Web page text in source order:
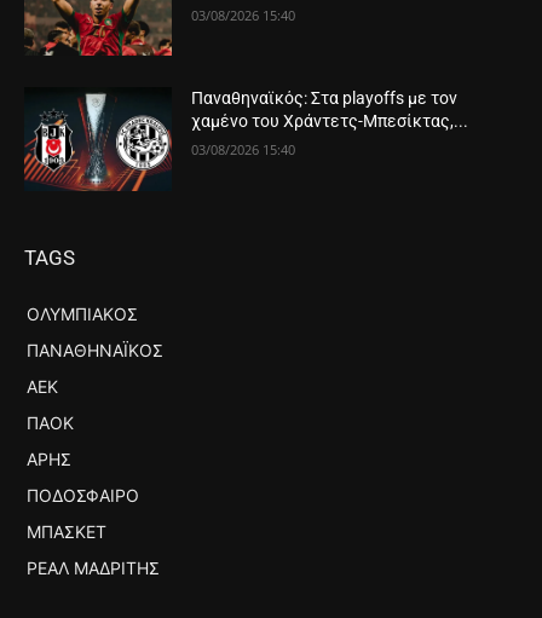
03/08/2026 15:40
Παναθηναϊκός: Στα playoffs με τον
χαμένο του Χράντετς-Μπεσίκτας,...
03/08/2026 15:40
TAGS
ΟΛΥΜΠΙΑΚΌΣ
ΠΑΝΑΘΗΝΑΪΚΌΣ
ΑΕΚ
ΠΑΟΚ
ΆΡΗΣ
ΠΟΔΌΣΦΑΙΡΟ
ΜΠΆΣΚΕΤ
ΡΕΆΛ ΜΑΔΡΊΤΗΣ